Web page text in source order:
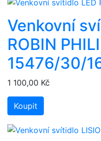
Venkovní
ROBIN
15476/30/
1 100,00 Kč
Koupit